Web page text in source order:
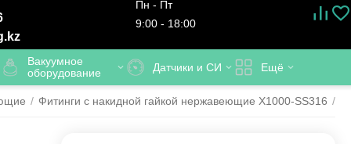
Пн - Пт
9:00 - 18:00
Вакуумное
оборудование
Датчики и СИ Ещё
/ Фитинги с накидной гайкой нержавеющие X1000-SS316 /